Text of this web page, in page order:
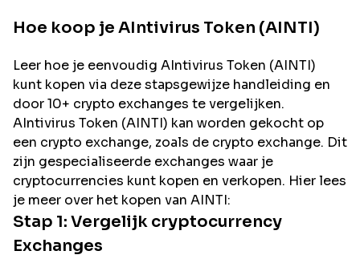
Hoe koop je AIntivirus Token (AINTI)
Leer hoe je eenvoudig AIntivirus Token (AINTI)
kunt kopen via deze stapsgewijze handleiding en
door 10+ crypto exchanges te vergelijken.
AIntivirus Token (AINTI) kan worden gekocht op
een crypto exchange, zoals de crypto exchange. Dit
zijn gespecialiseerde exchanges waar je
cryptocurrencies kunt kopen en verkopen. Hier lees
je meer over het kopen van AINTI:
Stap 1: Vergelijk cryptocurrency
Exchanges